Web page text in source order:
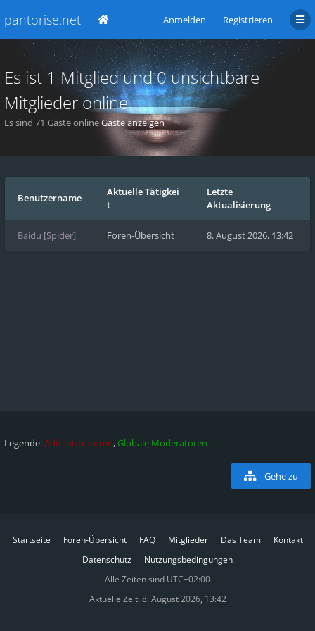
pantorise.net Anmelden Registrieren
Es ist 1 Mitglied und 0 unsichtbare
Mitglieder online
Es sind 71 Gäste onlineGäste anzeigen
Benutzername
Aktuelle Tätigkei
t
Letzte
Aktualisierung
Baidu [Spider] Foren-Übersicht 8. August 2026, 13:42
Legende:Administratoren, Globale Moderatoren
Gehe zu
Startseite Foren-Übersicht FAQ Mitglieder Das Team
Kontakt
Datenschutz
Nutzungsbedingungen
Alle Zeiten sind UTC+02:00
Aktuelle Zeit: 8. August 2026, 13:42